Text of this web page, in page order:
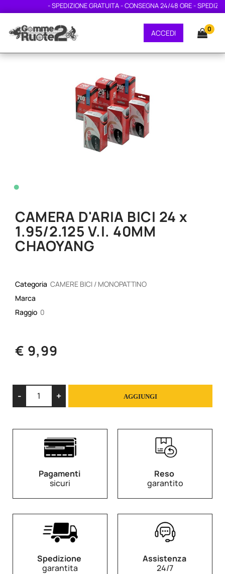
- SPEDIZIONE GRATUITA - CONSEGNA 24/48 ORE -
ACCEDI 0
•
CAMERA D'ARIA BICI 24 x
1.95/2.125 V.I. 40MM
CHAOYANG
Categoria CAMERE BICI / MONOPATTINO
Marca
Raggio 0
€ 9,99
AGGIUNGI
Pagamenti
sicuri
Reso
garantito
Spedizione
garantita
Assistenza
24/7